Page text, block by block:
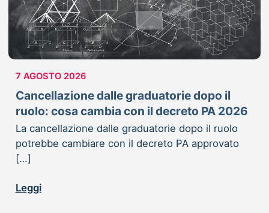
7 AGOSTO 2026
Cancellazione dalle graduatorie dopo il
ruolo: cosa cambia con il decreto PA 2026
La cancellazione dalle graduatorie dopo il ruolo
potrebbe cambiare con il decreto PA approvato
[…]
Leggi